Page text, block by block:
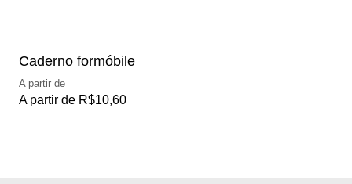
Caderno formóbile
A partir de
A partir de R$10,60